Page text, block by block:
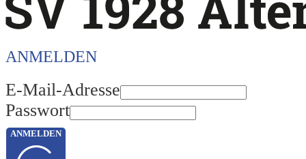
ANMELDEN
E-Mail-Adresse
Passwort
ANMELDEN